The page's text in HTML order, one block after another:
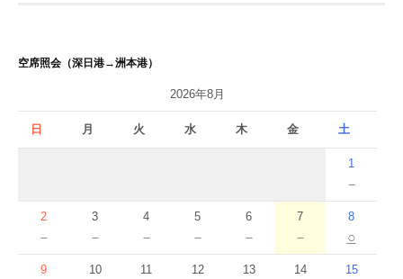
ー
ョ
ン
空席照会（深日港→洲本港）
2026年8月
日 月 火 水 木 金 土
1
－
2
－
3
－
4
－
5
－
6
－
7
－
8
○
9 10 11 12 13 14 15